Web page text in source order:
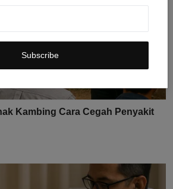
Subscribe
Kambing Cara Cegah Penyakit